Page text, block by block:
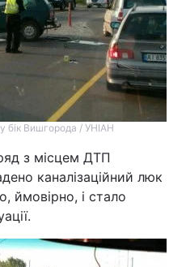
бік Вишгорода / УНІАН
з місцем ДТП
каналізаційний люк
ймовірно, і стало